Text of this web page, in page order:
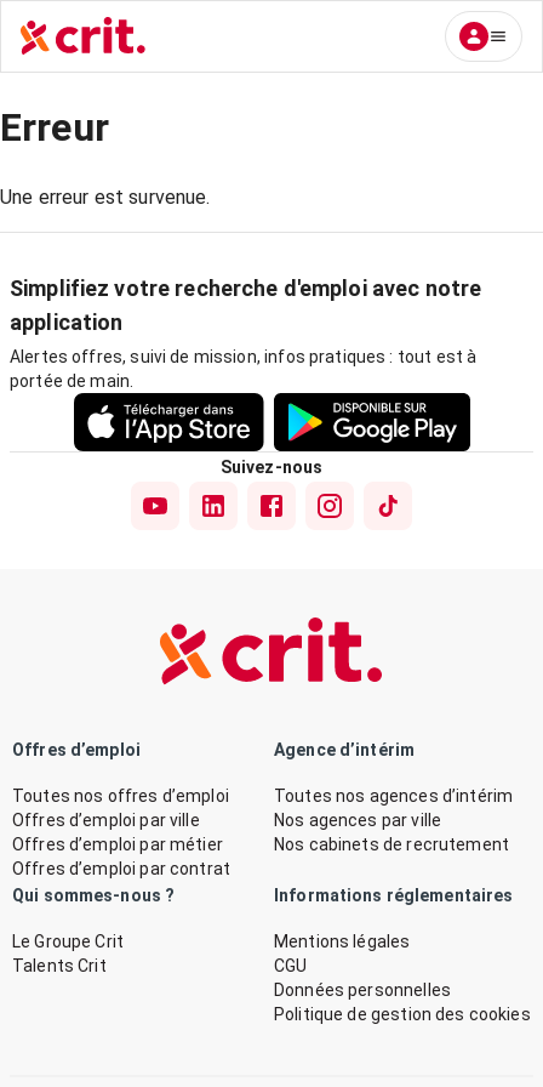
Erreur
Une erreur est survenue.
Simplifiez votre recherche d'emploi avec notre
application
Alertes offres, suivi de mission, infos pratiques : tout est à
portée de main.
Suivez-nous
Offres d’emploi
Toutes nos offres d’emploi
Offres d’emploi par ville
Offres d’emploi par métier
Offres d’emploi par contrat
Agence d’intérim
Toutes nos agences d’intérim
Nos agences par ville
Nos cabinets de recrutement
Qui sommes-nous ?
Le Groupe Crit
Talents Crit
Informations réglementaires
Mentions légales
CGU
Données personnelles
Politique de gestion des cookies